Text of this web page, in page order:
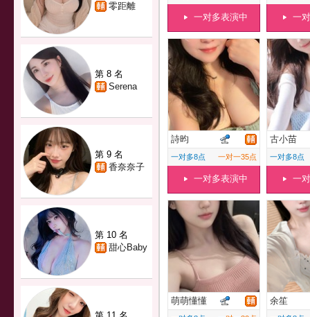
零距離
第 8 名
Serena
第 9 名
香奈奈子
第 10 名
甜心Baby
一对多表演中 一
詩昀
一对多8点 一对一35点
一对多表演中
古小苗
一对多8点
一
萌萌懂懂 余笙